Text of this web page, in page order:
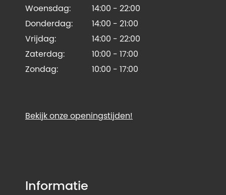
Woensdag:
14:00 - 22:00
Donderdag:
14:00 - 21:00
Vrijdag:
14:00 - 22:00
Zaterdag:
10:00 - 17:00
Zondag:
10:00 - 17:00
Bekijk onze openingstijden!
Informatie